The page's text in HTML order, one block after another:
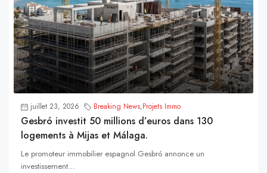
juillet 23, 2026 Breaking News,Projets Immo
Gesbró investit 50 millions d’euros dans 130
logements à Mijas et Málaga.
Le promoteur immobilier espagnol Gesbró annonce un
investissement...